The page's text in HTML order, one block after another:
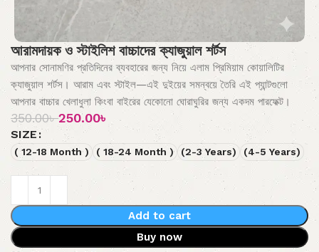
আরামদায়ক ও স্টাইলিশ বাচ্চাদের ক্যাজুয়াল শর্টস
আপনার সোনামণির প্রতিদিনের ব্যবহারের জন্য নিয়ে এলাম প্রিমিয়াম কোয়ালিটির
ক্যাজুয়াল শর্টস। আরাম এবং স্টাইল—এই দুইয়ের সমন্বয়ে তৈরি এই প্যান্টগুলো
আপনার বাচ্চার খেলাধুলা কিংবা বাইরের যেকোনো ঘোরাঘুরির জন্য একদম পারফেক্ট।
350.00৳250.00৳
SIZE
( 12-18 Month ) ( 18-24 Month ) (2-3 Years) (4-5 Years)
Add to cart
Buy now